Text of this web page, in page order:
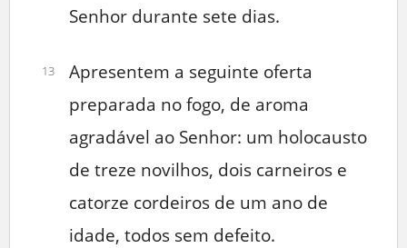
Senhor durante sete dias.
13
Apresentem a seguinte oferta
preparada no fogo, de aroma
agradável ao Senhor: um holocausto
de treze novilhos, dois carneiros e
catorze cordeiros de um ano de
idade, todos sem defeito.